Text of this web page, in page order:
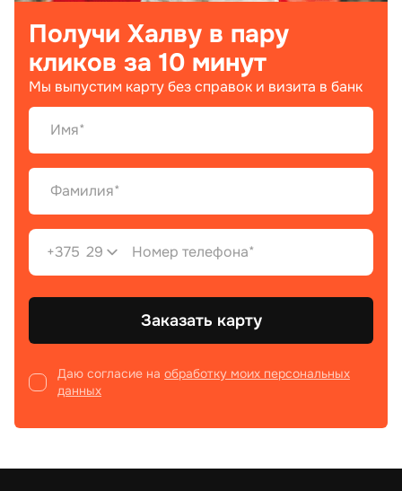
Получи Халву в пару
кликов за 10 минут
Мы выпустим карту без справок и визита в банк
+375 29
Заказать карту
Даю согласие на обработку моих персональных
данных